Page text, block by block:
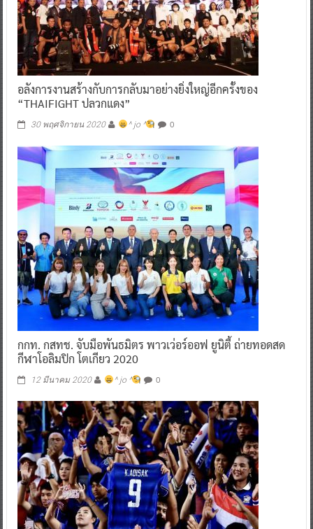
อลังการงานสร้างกับการกลับมาอย่างยิ่งใหญ่อีกครั้งของ
“THAIFIGHT ปลวกแดง”
30 พฤศจิกายน 2020 ^ jo ^ 0
กกท. กสทช. จับมือพันธมิตร พาวเว่อร์ออฟ ยูนิตี้ ถ่ายทอดสด
กีฬาโอลิมปิก โตเกียว 2020
12 มีนาคม 2020 ^ jo ^ 0